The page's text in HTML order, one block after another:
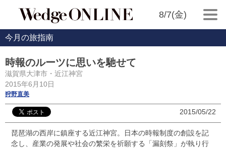
8/7(金)
今月の旅指南
時報のルーツに思いを馳せて
滋賀県大津市・近江神宮
2015年6月10日
狩野直美
2015/05/22
琵琶湖の西岸に鎮座する近江神宮。日本の時報制度の創設を記
念し、産業の発展や社会の繁栄を祈願する「漏刻祭」が執り行